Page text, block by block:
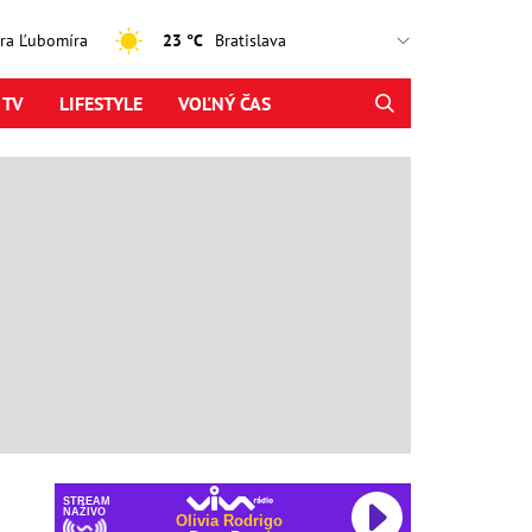
Ľubomíra 23 °C
LIFESTYLE VOĽNÝ ČAS
STREAM
NAŽIVO
Olivia Rodrigo